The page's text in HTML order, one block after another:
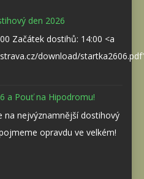
den 2026
Začátek dostihů: 14:00 <a
download/
a Pouť na Hipodromu!
na nejvýznamnější dostihový
opravdu ve velkém!